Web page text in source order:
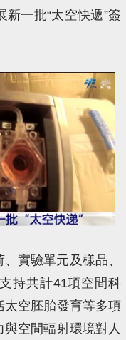
一批“太空快遞”簽
實驗單元及樣品、
持共計41項空間科
空胚胎發育等多項
空間輻射環境對人